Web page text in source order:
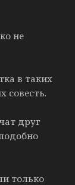
не
в таких
совесть.
друг
только